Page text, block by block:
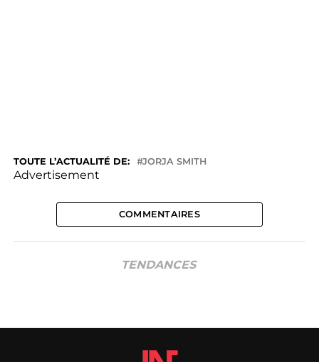
TOUTE L’ACTUALITÉ DE: JORJA SMITH
Advertisement
COMMENTAIRES
TENDANCES